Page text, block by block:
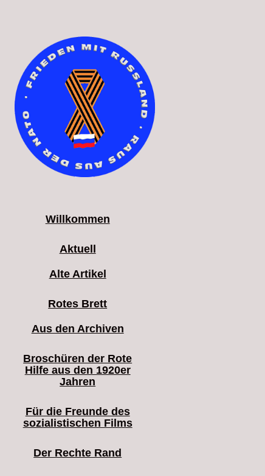
Willkommen
Aktuell
Alte Artikel
Rotes Brett
Aus den Archiven
Broschüren der Rote
Hilfe aus den 1920er
Jahren
Für die Freunde des
sozialistischen Films
Der Rechte Rand